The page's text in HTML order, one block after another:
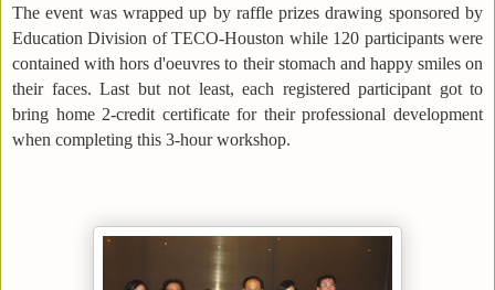
The event was wrapped up by raffle prizes drawing sponsored by
Education Division of TECO-Houston while 120 participants were
contained with hors d'oeuvres to their stomach and happy smiles on
their faces. Last but not least, each registered participant got to
bring home 2-credit certificate for their professional development
when completing this 3-hour workshop.